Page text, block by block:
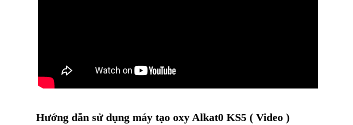
Hướng dẫn sử dụng máy tạo oxy Alkat0 KS5 ( Video )